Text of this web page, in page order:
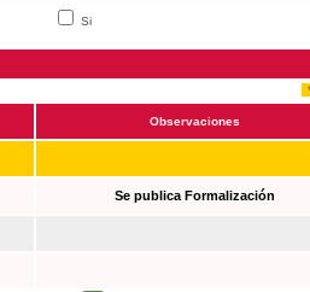
Si
Observaciones
Se publica Formalización